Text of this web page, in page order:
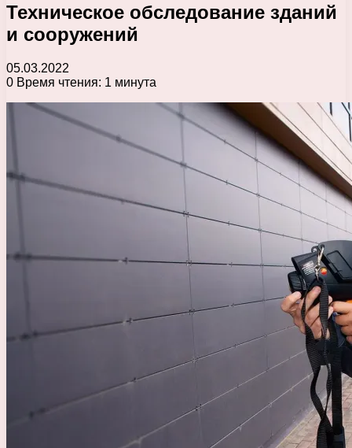
Техническое обследование зданий
и сооружений
05.03.2022
0 Время чтения: 1 минута